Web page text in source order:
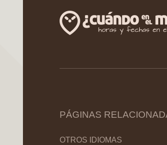
PÁGINAS
OTROS IDIOMAS